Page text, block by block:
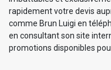
rapidement votre devis
comme Brun Luigi en
en consultant son site
promotions disponibles